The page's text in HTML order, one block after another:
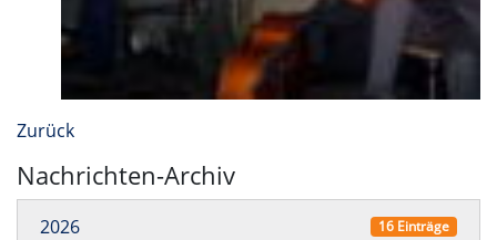
Zurück
Nachrichten-Archiv
2026 16 Einträge